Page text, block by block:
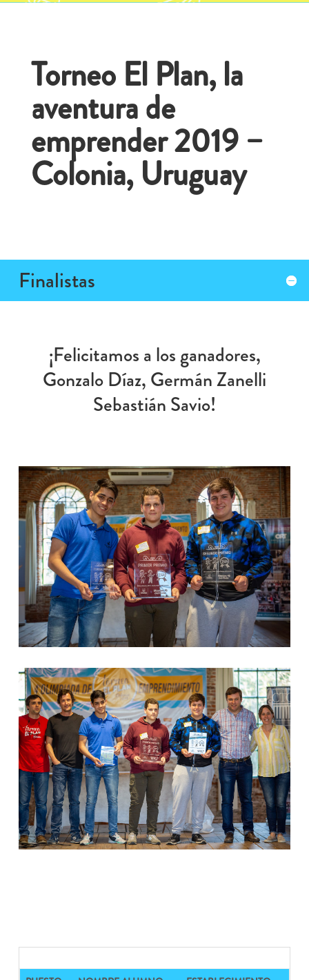
Torneo El Plan, la
aventura de
emprender 2019 –
Colonia, Uruguay
Finalistas
¡Felicitamos a los ganadores,
Gonzalo Díaz, Germán Zanelli
Sebastián Savio!